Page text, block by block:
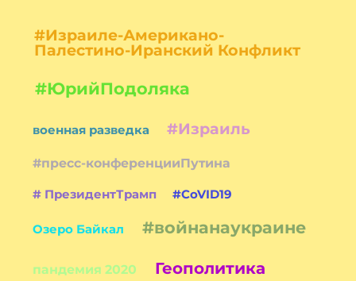
#Израиле-Американо-
Палестино-Иранский Конфликт
#ЮрийПодоляка
военная разведка #Израиль
#пресс-конференцииПутина
# ПрезидентТрамп #CoVID19
Озеро Байкал #войнанаукраине
пандемия 2020 Геополитика